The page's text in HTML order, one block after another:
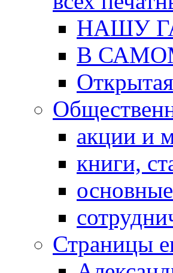
НАШУ
В
акции и
книги,
Страницы